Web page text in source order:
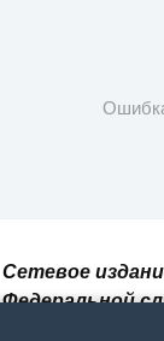
Сетевое
Федеральной